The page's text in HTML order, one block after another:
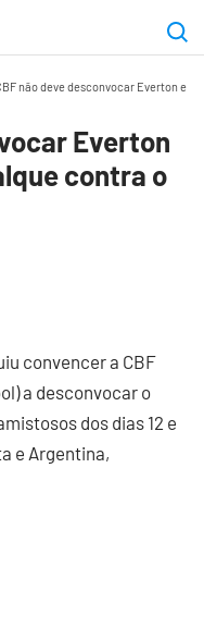
não deve desconvocar Everton e
Everton
contra o
convencer a CBF
a desconvocar o
dos dias 12 e
e Argentina,